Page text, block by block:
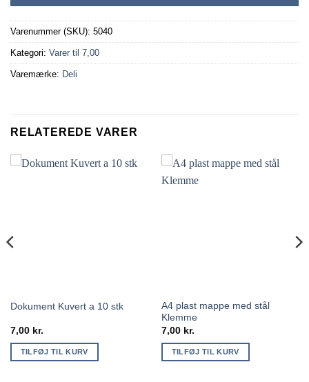
Varenummer (SKU): 5040
Kategori: Varer til 7,00
Varemærke: Deli
RELATEREDE VARER
Dokument Kuvert a 10 stk
7,00 kr.
TILFØJ TIL KURV
A4 plast mappe med stål
Klemme
7,00 kr.
TILFØJ TIL KURV